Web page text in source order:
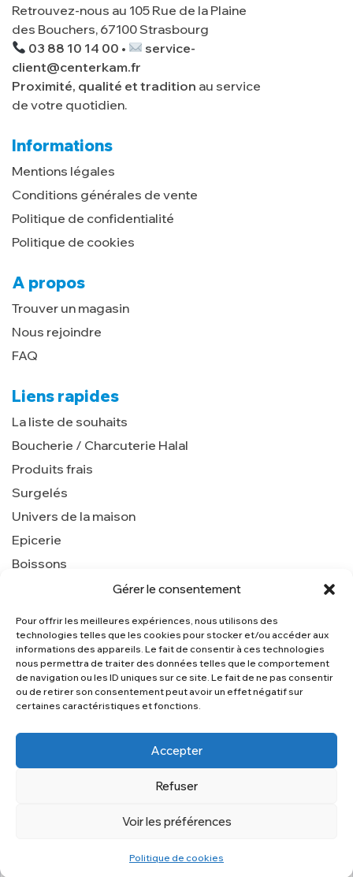
Gérer le consentement
Pour offrir les meilleures expériences, nous utilisons des
technologies telles que les cookies pour stocker et/ou accéder aux
informations des appareils. Le fait de consentir à ces technologies
nous permettra de traiter des données telles que le comportement
de navigation ou les ID uniques sur ce site. Le fait de ne pas consentir
ou de retirer son consentement peut avoir un effet négatif sur
certaines caractéristiques et fonctions.
Accepter
Refuser
Voir les préférences
Politique de cookies
Magasins Recherche
Nous contacter
service-client@centerkam.fr
Retrouvez-nous au 105 Rue de la Plaine
des Bouchers, 67100 Strasbourg
03 88 10 14 00 •
service-
client@centerkam.fr
Proximité, qualité et tradition au service
de votre quotidien.
Informations
Mentions légales
Conditions générales de vente
Politique de confidentialité
Politique de cookies
A propos
Trouver un magasin
Nous rejoindre
FAQ
Liens rapides
La liste de souhaits
Boucherie / Charcuterie Halal
Produits frais
Surgelés
Univers de la maison
Epicerie
Boissons
Metastrategie